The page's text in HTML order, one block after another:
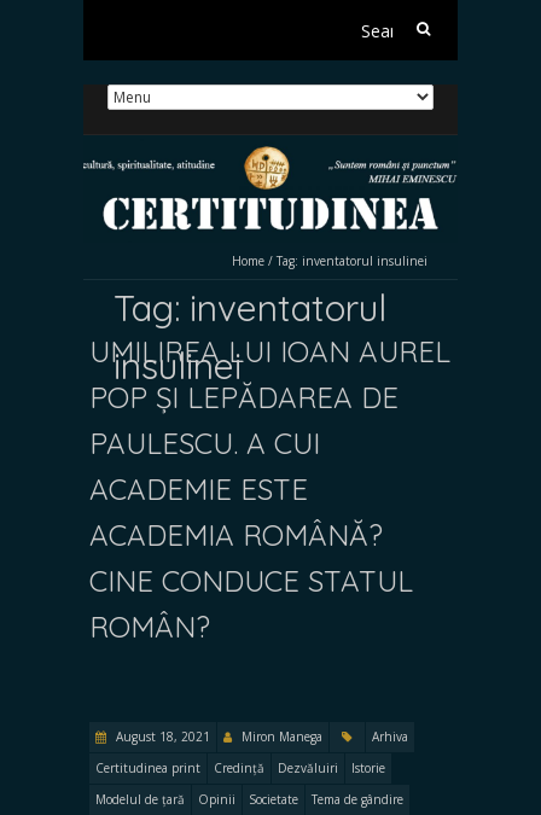
Search
Home / Tag: inventatorul insulinei
Tag: inventatorul
insulinei
UMILIREA LUI IOAN AUREL
POP ȘI LEPĂDAREA DE
PAULESCU. A CUI
ACADEMIE ESTE
ACADEMIA ROMÂNĂ?
CINE CONDUCE STATUL
ROMÂN?
August 18, 2021 Miron Manega
Arhiva
Certitudinea print
Credință Dezvăluiri
Istorie
Modelul de țară
Opinii Societate
Tema de gândire